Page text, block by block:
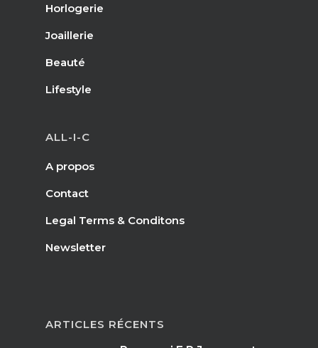
Horlogerie
Joaillerie
Beauté
Lifestyle
ALL-I-C
A propos
Contact
Legal Terms & Conditons
Newsletter
ARTICLES RÉCENTS